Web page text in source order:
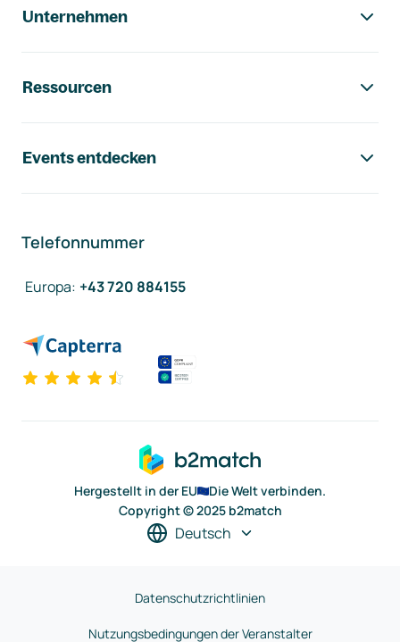
Unternehmen
Ressourcen
Events entdecken
Telefonnummer
Europa: +43 720 884155
Hergestellt in der EU
Die Welt verbinden.
Copyright © 2025 b2match
Deutsch
Datenschutzrichtlinien
Nutzungsbedingungen der Veranstalter